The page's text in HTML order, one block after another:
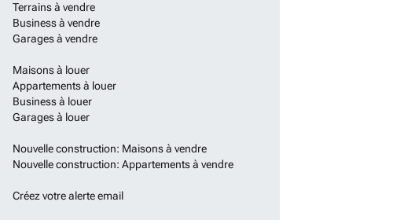
Terrains à vendre
Business à vendre
Garages à vendre
Maisons à louer
Appartements à louer
Business à louer
Garages à louer
Nouvelle construction: Maisons à vendre
Nouvelle construction: Appartements à vendre
Créez votre alerte email